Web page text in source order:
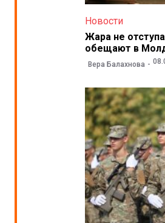
Новости
Жара не
обещают в
Вера Балахнова